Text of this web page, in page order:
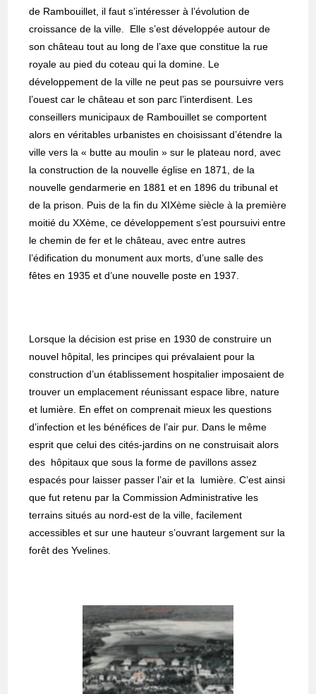
de Rambouillet, il faut s’intéresser à l’évolution de
croissance de la ville. Elle s’est développée autour de
son château tout au long de l’axe que constitue la rue
royale au pied du coteau qui la domine. Le
développement de la ville ne peut pas se poursuivre vers
l’ouest car le château et son parc l’interdisent. Les
conseillers municipaux de Rambouillet se comportent
alors en véritables urbanistes en choisissant d’étendre la
ville vers la « butte au moulin » sur le plateau nord, avec
la construction de la nouvelle église en 1871, de la
nouvelle gendarmerie en 1881 et en 1896 du tribunal et
de la prison. Puis de la fin du XIXème siècle à la première
moitié du XXème, ce développement s’est poursuivi entre
le chemin de fer et le château, avec entre autres
l’édification du monument aux morts, d’une salle des
fêtes en 1935 et d’une nouvelle poste en 1937.
Lorsque la décision est prise en 1930 de construire un
nouvel hôpital, les principes qui prévalaient pour la
construction d’un établissement hospitalier imposaient de
trouver un emplacement réunissant espace libre, nature
et lumière. En effet on comprenait mieux les questions
d’infection et les bénéfices de l’air pur. Dans le même
esprit que celui des cités-jardins on ne construisait alors
des hôpitaux que sous la forme de pavillons assez
espacés pour laisser passer l’air et la lumière. C’est ainsi
que fut retenu par la Commission Administrative les
terrains situés au nord-est de la ville, facilement
accessibles et sur une hauteur s’ouvrant largement sur la
forêt des Yvelines.